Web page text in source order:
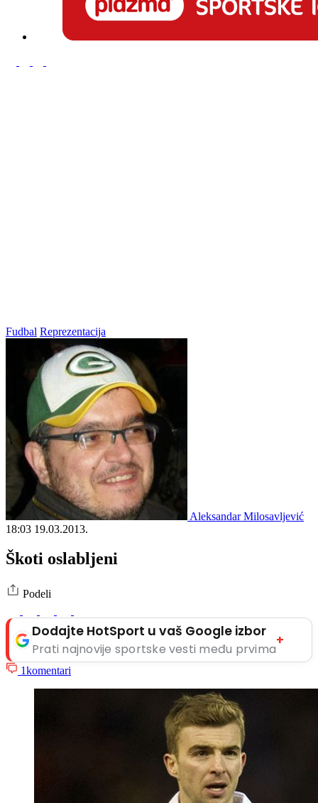
Fudbal Reprezentacija
Aleksandar Milosavljević
18:03 19.03.2013.
Škoti oslabljeni
Podeli
Dodajte HotSport u vaš Google izbor
Prati najnovije sportske vesti među prvima
+
1komentari